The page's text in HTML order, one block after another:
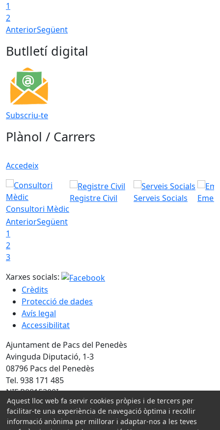
1
2
AnteriorSegüent
Butlletí digital
Subscriu-te
Plànol / Carrers
Accedeix
Consultori Mèdic
Registre Civil Serveis Socials
AnteriorSegüent
1
2
3
Xarxes socials:
Crèdits
Protecció de dades
Avís legal
Accessibilitat
Ajuntament de Pacs del Penedès
Avinguda Diputació, 1-3
08796 Pacs del Penedès
Tel. 938 171 485
NIF P0815300I
Amb la col·laboració de:
Aquest lloc web fa servir cookies pròpies i de tercers per
facilitar-te una experiència de navegació òptima i recollir
informació anònima per millorar i adaptar-nos a les teves